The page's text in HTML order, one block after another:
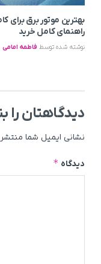
بهترین موتور برق برای
راهنمای کامل خرید
نوشته شده توسط فاطمه امامی
دیدگاهتان را
نشانی ایمیل شما
دیدگاه *